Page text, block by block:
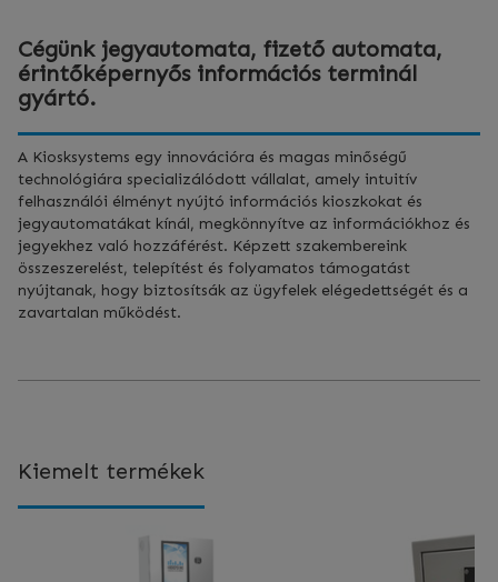
Cégünk jegyautomata, fizető automata,
érintőképernyős információs terminál
gyártó.
A Kiosksystems egy innovációra és magas minőségű
technológiára specializálódott vállalat, amely intuitív
felhasználói élményt nyújtó információs kioszkokat és
jegyautomatákat kínál, megkönnyítve az információkhoz és
jegyekhez való hozzáférést. Képzett szakembereink
összeszerelést, telepítést és folyamatos támogatást
nyújtanak, hogy biztosítsák az ügyfelek elégedettségét és a
zavartalan működést.
Kiemelt termékek